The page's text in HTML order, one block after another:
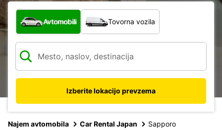
Katera vrsta vozila?
Avtomobili Tovorna vozila
Izberite lokacijo prevzema
Najem avtomobila Car Rental Japan Sapporo